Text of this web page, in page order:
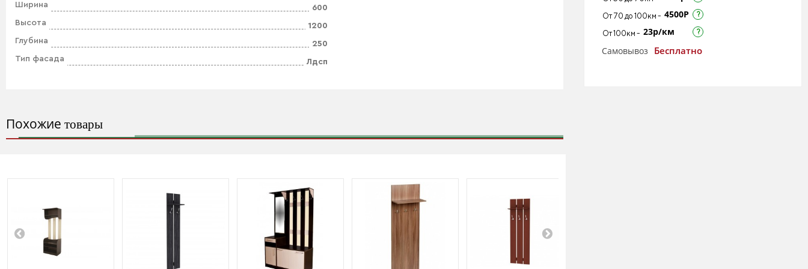
От 70 до 100км - 4500Р
От 100км - 23р/км
Самовывоз
Бесплатно
Ширина
600
Высота
1200
Глубина
250
Тип фасада
Лдсп
Похожие товары